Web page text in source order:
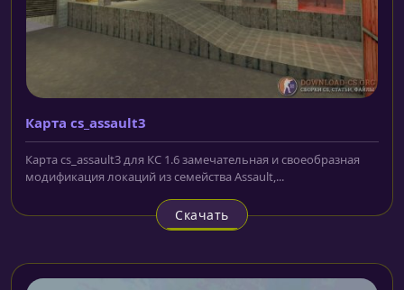
Карта cs_assault3
Карта cs_assault3 для КС 1.6 замечательная и своеобразная
модификация локаций из семейства Assault,...
Скачать